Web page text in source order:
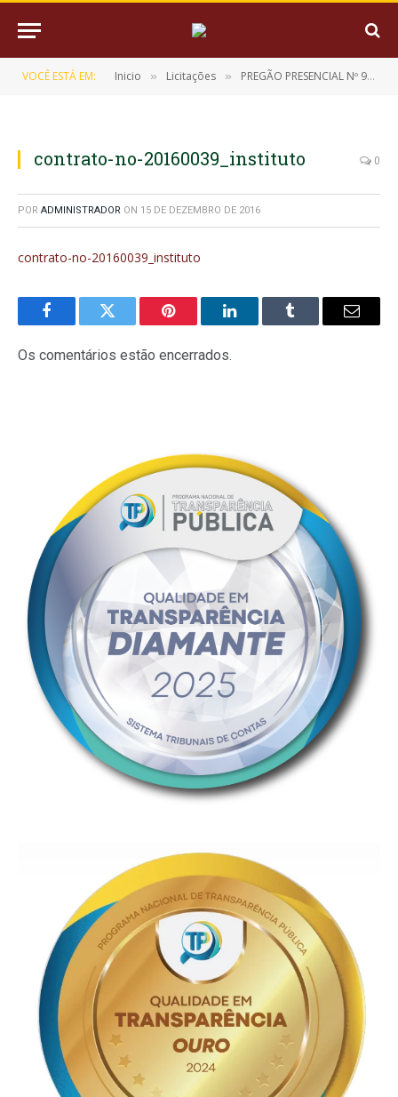
VOCÊ ESTÁ EM: Inicio » Licitações » PREGÃO PRESENCIAL Nº 9/2016-072501
contrato-no-20160039_instituto 0
POR ADMINISTRADOR ON 15 DE DEZEMBRO DE 2016
contrato-no-20160039_instituto
FacebookTwitter Pinterest LinkedInTumblr
E-
Os comentários estão encerrados.